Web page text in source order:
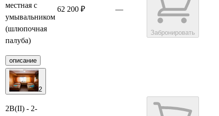
местная с
умывальником
(шлюпочная
палуба)
описание
62 200 ₽ —
Забронировать
2
2В(II) - 2-